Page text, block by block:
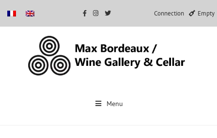
Connection Empty
Menu